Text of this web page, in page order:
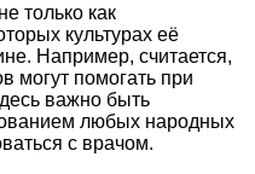
только как
культурах её
Например, считается,
могут помогать при
важно быть
любых народных
с врачом.